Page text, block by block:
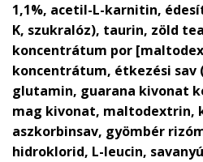
1,1%, acetil-L-karnitin,
K, szukralóz), taurin, zöld
koncentrátum por
koncentrátum, étkezési sav
glutamin, guarana kivonat
mag kivonat, maltodextrin,
aszkorbinsav, gyömbér
hidroklorid, L-leucin,